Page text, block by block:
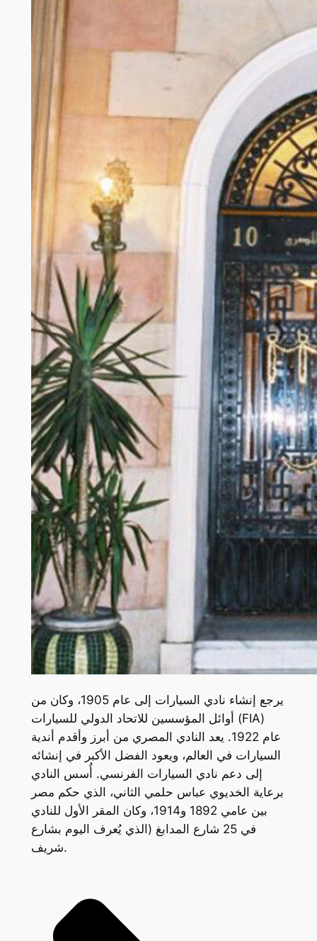
يرجع إنشاء نادي السيارات إلى عام 1905، وكان من
أوائل المؤسسين للاتحاد الدولي للسيارات (FIA)
عام 1922. يعد النادي المصري من أبرز وأقدم أندية
السيارات في العالم، ويعود الفضل الأكبر في إنشائه
إلى دعم نادي السيارات الفرنسي. أُسس النادي
برعاية الخديوي عباس حلمي الثاني، الذي حكم مصر
بين عامي 1892 و1914، وكان المقر الأول للنادي
في 25 شارع المدابغ (الذي يُعرف اليوم بشارع
شريف.